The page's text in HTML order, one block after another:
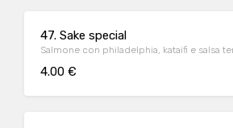
47. Sake special
Salmone con philadelphia, kataifi e salsa
4.00 €